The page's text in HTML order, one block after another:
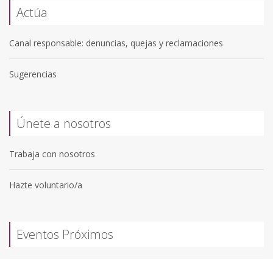
Actúa
Canal responsable: denuncias, quejas y reclamaciones
Sugerencias
Únete a nosotros
Trabaja con nosotros
Hazte voluntario/a
Eventos Próximos